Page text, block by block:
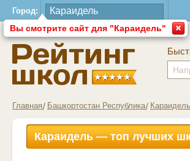
Город:
Вы смотрите сайт для "Караидель"
Главная Башкортостан Республика
Караидель — топ лучших